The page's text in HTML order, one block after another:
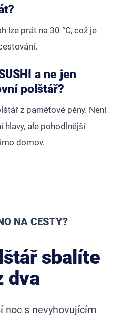
lze prát na 30 °C, což je
a ne jen
polštář?
z paměťové pěny. Není
hlavy, ale pohodlnější
domov.
NA CESTY?
sbalíte
dva
noc s nevyhovujícím